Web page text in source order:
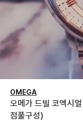
OMEGA
오메가 드빌 코엑시
점풀구성)